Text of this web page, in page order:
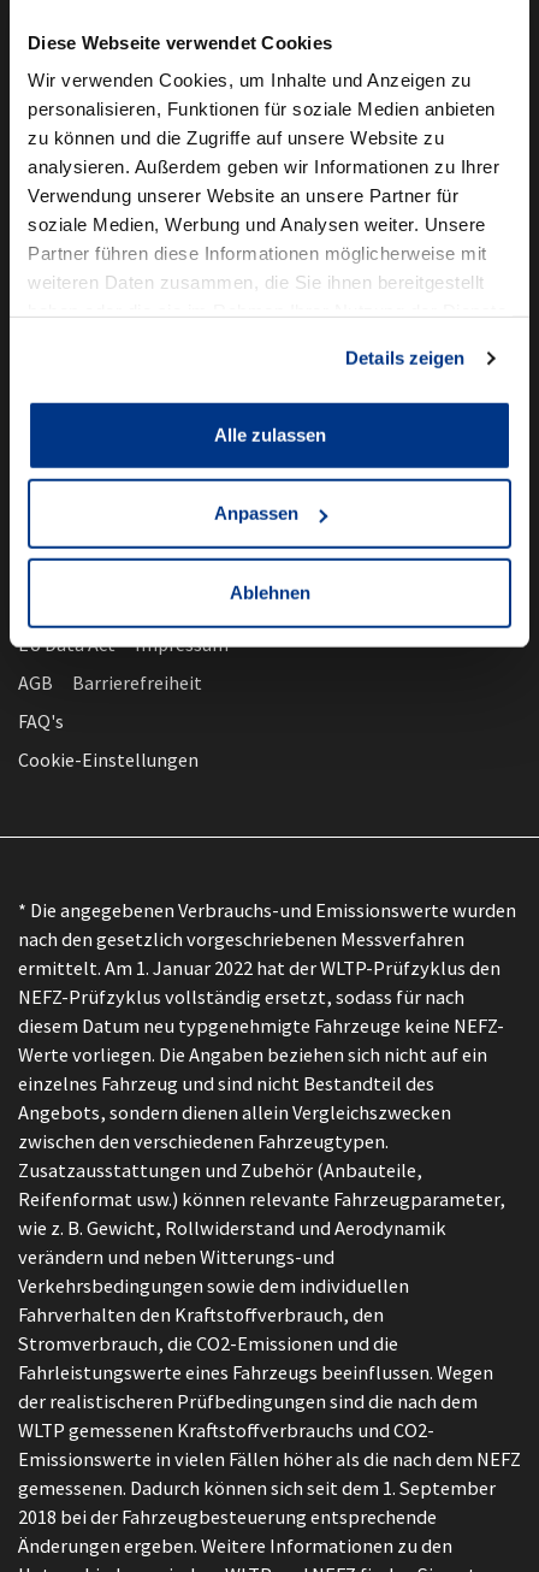
Diese Webseite verwendet Cookies
Wir verwenden Cookies, um Inhalte und Anzeigen zu
personalisieren, Funktionen für soziale Medien anbieten
zu können und die Zugriffe auf unsere Website zu
analysieren. Außerdem geben wir Informationen zu Ihrer
Verwendung unserer Website an unsere Partner für
soziale Medien, Werbung und Analysen weiter. Unsere
Partner führen diese Informationen möglicherweise mit
weiteren Daten zusammen, die Sie ihnen bereitgestellt
Details zeigen
Alle zulassen
Anpassen
Ablehnen
Online-Terminbuchung
Für Geschäftskunden
Audi Business
BMW Geschäftskunden
Volkswagen Professional Class
Autowelt Schmidt
News & Events
Ausbildung
EU Data Act
Impressum
AGB
Barrierefreiheit
FAQ's
Cookie-Einstellungen
* Die angegebenen Verbrauchs-und Emissionswerte wurden
nach den gesetzlich vorgeschriebenen Messverfahren
ermittelt. Am 1. Januar 2022 hat der WLTP-Prüfzyklus den
NEFZ-Prüfzyklus vollständig ersetzt, sodass für nach
diesem Datum neu typgenehmigte Fahrzeuge keine NEFZ-
Werte vorliegen. Die Angaben beziehen sich nicht auf ein
einzelnes Fahrzeug und sind nicht Bestandteil des
Angebots, sondern dienen allein Vergleichszwecken
zwischen den verschiedenen Fahrzeugtypen.
Zusatzausstattungen und Zubehör (Anbauteile,
Reifenformat usw.) können relevante Fahrzeugparameter,
wie z. B. Gewicht, Rollwiderstand und Aerodynamik
verändern und neben Witterungs-und
Verkehrsbedingungen sowie dem individuellen
Fahrverhalten den Kraftstoffverbrauch, den
Stromverbrauch, die CO2-Emissionen und die
Fahrleistungswerte eines Fahrzeugs beeinflussen. Wegen
der realistischeren Prüfbedingungen sind die nach dem
WLTP gemessenen Kraftstoffverbrauchs und CO2-
Emissionswerte in vielen Fällen höher als die nach dem NEFZ
gemessenen. Dadurch können sich seit dem 1. September
2018 bei der Fahrzeugbesteuerung entsprechende
Änderungen ergeben. Weitere Informationen zu den